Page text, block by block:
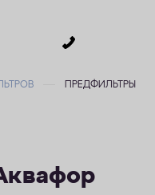
ПРЕДФИЛЬТРЫ